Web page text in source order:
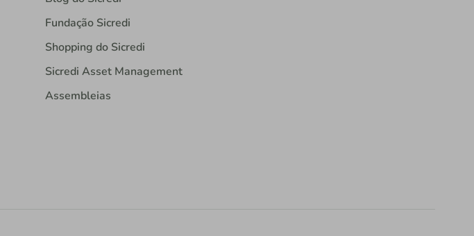
Fundação Sicredi
Shopping do Sicredi
Sicredi Asset Management
Assembleias